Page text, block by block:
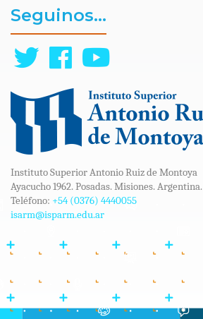
Seguinos...
Instituto Superior Antonio Ruiz de Montoya
Ayacucho 1962. Posadas. Misiones. Argentina.
Teléfono: +54 (0376) 4440055
isarm@isparm.edu.ar